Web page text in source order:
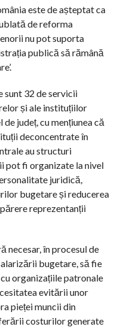
este de așteptat ca
de reforma
nu pot suporta
publică să rămână
sunt 32 de servicii
și ale instituțiilor
județ, cu mențiunea că
deconcentrate în
au structuri
pot fi organizate la nivel
juridică,
bugetare și reducerea
reprezentanții
necesar, în procesul de
bugetare, să fie
organizațiile patronale
evitării unor
pieței muncii din
costurilor generate